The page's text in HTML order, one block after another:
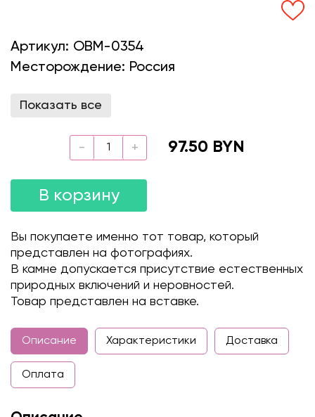
Артикул: OBM-0354
Месторождение: Россия
Показать все
97.50 BYN
В корзину
Вы покупаете именно тот товар, который
представлен на фотографиях.
В камне допускается присутствие естественных
природных включений и неровностей.
Товар представлен на вставке.
Описание Характеристики Доставка
Оплата